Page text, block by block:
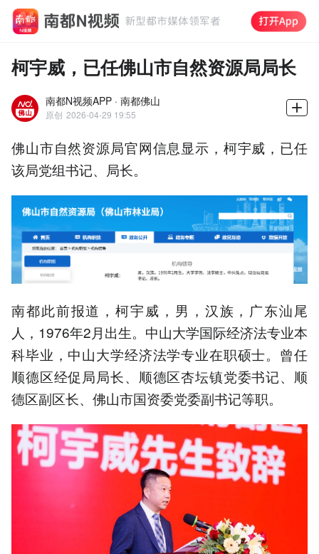
柯宇威，已任佛山市自然资源局局长
南都N视频APP · 南都佛山
原创 2026-04-29 19:55
佛山市自然资源局官网信息显示，柯宇威，已任
该局党组书记、局长。
南都此前报道，柯宇威，男，汉族，广东汕尾
人，1976年2月出生。中山大学国际经济法专业本
科毕业，中山大学经济法学专业在职硕士。曾任
顺德区经促局局长、顺德区杏坛镇党委书记、顺
德区副区长、佛山市国资委党委副书记等职。